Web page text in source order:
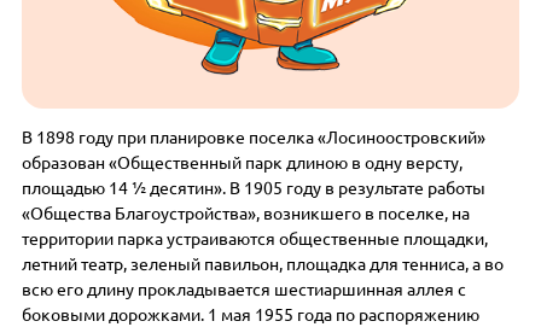
В 1898 году при планировке поселка «Лосиноостровский»
образован «Общественный парк длиною в одну версту,
площадью 14 ½ десятин». В 1905 году в результате работы
«Общества Благоустройства», возникшего в поселке, на
территории парка устраиваются общественные площадки,
летний театр, зеленый павильон, площадка для тенниса, а во
всю его длину прокладывается шестиаршинная аллея с
боковыми дорожками. 1 мая 1955 года по распоряжению